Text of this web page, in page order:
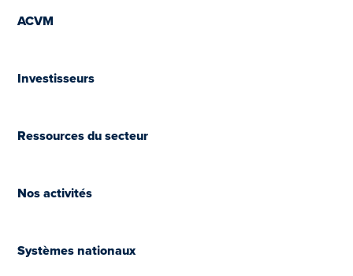
ACVM
Investisseurs
Ressources du secteur
Nos activités
Systèmes nationaux